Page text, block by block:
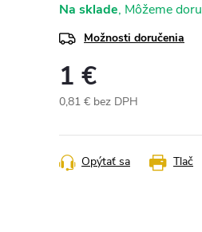
Na sklade
Možnosti doručenia
1 €
0,81 € bez DPH
cena:
Tlač
Opýtať sa